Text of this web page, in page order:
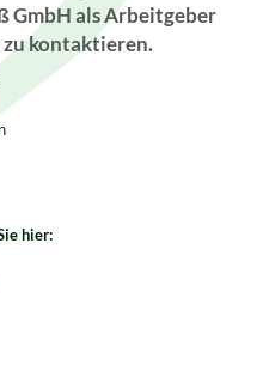
GmbH als Arbeitgeber
zu kontaktieren.
hier: